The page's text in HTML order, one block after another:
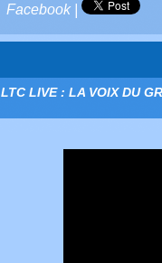
Facebook|
LTC LIVE : LA VOIX DU